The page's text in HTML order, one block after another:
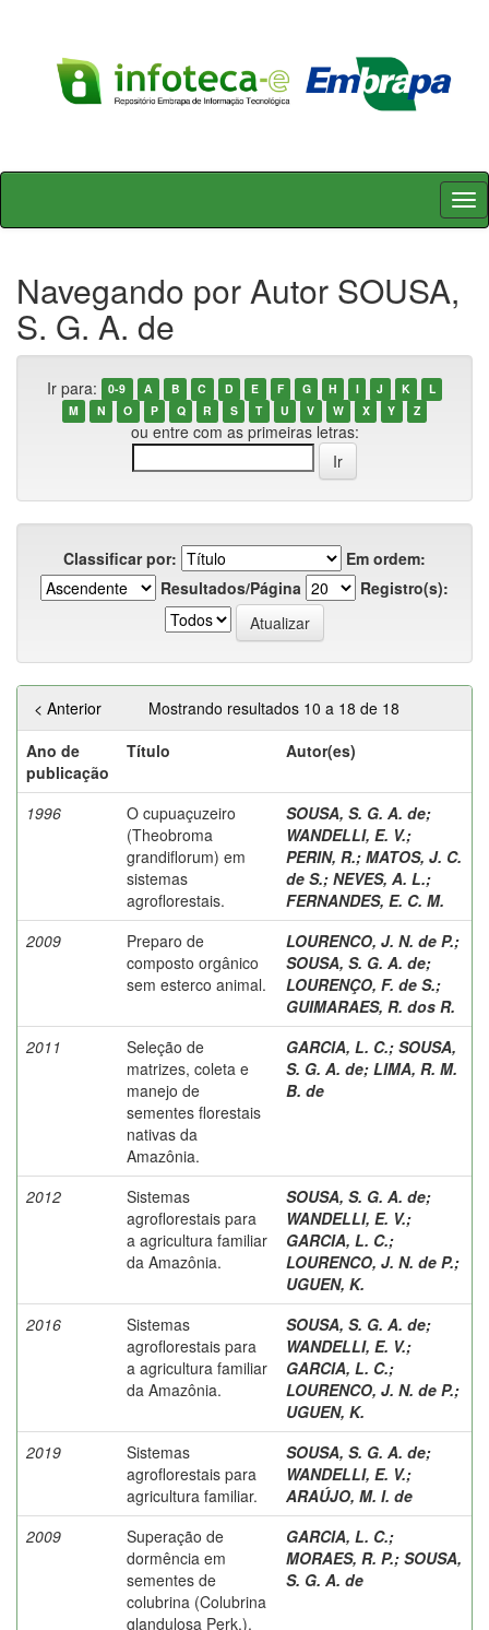
Skip
Navegando por Autor SOUSA,
S. G. A. de
Ir para: 0-9 A B C D E F G H I J K
L
M
N O P Q R S T U V W X Y Z
ou entre com as primeiras letras:
Classificar por:
Em ordem:
Resultados/Página
Registro(s):
Mostrando resultados 10 a 18 de 18
< Anterior
Ano de
publicação
Título Autor(es)
1996
O cupuaçuzeiro
(Theobroma
grandiflorum) em
sistemas
agroflorestais.
SOUSA, S. G. A. de;
WANDELLI, E. V.;
PERIN, R.; MATOS, J. C.
de S.; NEVES, A. L.;
FERNANDES, E. C. M.
2009
Preparo de
composto orgânico
sem esterco animal.
LOURENCO, J. N. de P.;
SOUSA, S. G. A. de;
LOURENÇO, F. de S.;
GUIMARAES, R. dos R.
2011
Seleção de
matrizes, coleta e
manejo de
sementes florestais
nativas da
Amazônia.
GARCIA, L. C.; SOUSA,
S. G. A. de; LIMA, R. M.
B. de
2012
Sistemas
agroflorestais para
a agricultura familiar
da Amazônia.
SOUSA, S. G. A. de;
WANDELLI, E. V.;
GARCIA, L. C.;
LOURENCO, J. N. de P.;
UGUEN, K.
2016
Sistemas
agroflorestais para
a agricultura familiar
da Amazônia.
SOUSA, S. G. A. de;
WANDELLI, E. V.;
GARCIA, L. C.;
LOURENCO, J. N. de P.;
UGUEN, K.
2019
Sistemas
agroflorestais para
agricultura familiar.
SOUSA, S. G. A. de;
WANDELLI, E. V.;
ARAÚJO, M. I. de
2009
Superação de
dormência em
sementes de
colubrina (Colubrina
glandulosa Perk.).
GARCIA, L. C.;
MORAES, R. P.; SOUSA,
S. G. A. de